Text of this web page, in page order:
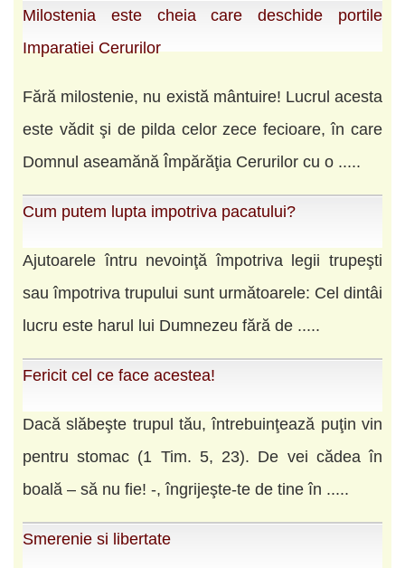
Milostenia este cheia care deschide portile
Imparatiei Cerurilor
Fără milostenie, nu există mântuire! Lucrul acesta
este vădit şi de pilda celor zece fecioare, în care
Domnul aseamănă Împărăţia Cerurilor cu o .....
Cum putem lupta impotriva pacatului?
Ajutoarele întru nevoinţă împotriva legii trupeşti
sau împotriva trupului sunt următoarele: Cel dintâi
lucru este harul lui Dumnezeu fără de .....
Fericit cel ce face acestea!
Dacă slăbeşte trupul tău, întrebuinţează puţin vin
pentru stomac (1 Tim. 5, 23). De vei cădea în
boală – să nu fie! -, îngrijeşte-te de tine în .....
Smerenie si libertate